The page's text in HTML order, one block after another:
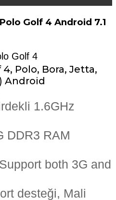
Golf 4 Android 7.1
Golf 4
Polo, Bora, Jetta,
Android
1.6GHz
DDR3 RAM
both 3G and
desteği, Mali